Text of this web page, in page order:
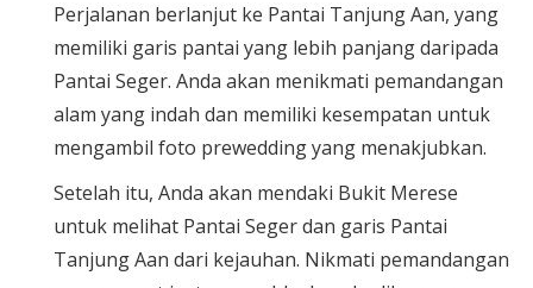
Perjalanan berlanjut ke Pantai Tanjung Aan, yang
memiliki garis pantai yang lebih panjang daripada
Pantai Seger. Anda akan menikmati pemandangan
alam yang indah dan memiliki kesempatan untuk
mengambil foto prewedding yang menakjubkan.
Setelah itu, Anda akan mendaki Bukit Merese
untuk melihat Pantai Seger dan garis Pantai
Tanjung Aan dari kejauhan. Nikmati pemandangan